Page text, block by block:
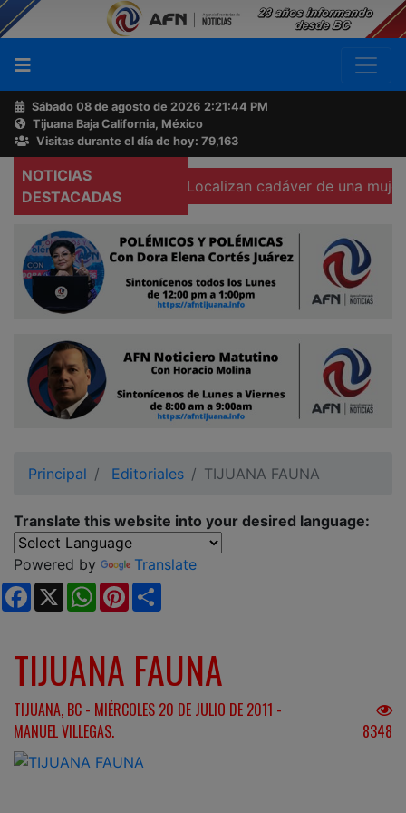
Sábado 08 de agosto de 2026 2:21:45 PM
Tijuana Baja California, México
Visitas durante el día de hoy: 79,163
NOTICIAS
DESTACADAS
corporal Localizan cadáver de una mujer
Principal Editoriales TIJUANA FAUNA
Translate this website into your desired language:
Powered by
Translate
Facebook
X WhatsApp
Pinterest
TIJUANA FAUNA
TIJUANA, BC - MIÉRCOLES 20 DE JULIO DE 2011 -
MANUEL VILLEGAS.
8348
Buscador
Acerca
de
AFN
Ventas
Contacto
Reportero
Ciudadano